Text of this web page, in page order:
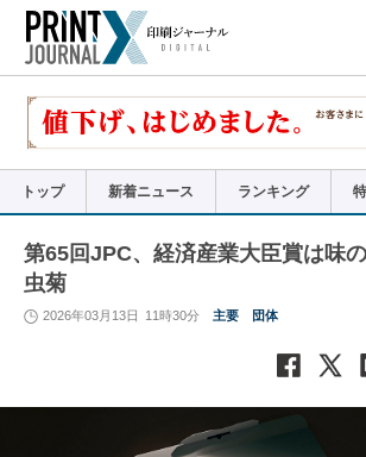
で
リ
トップ 新着ニュース ランキング
第65回JPC、経済産業大臣賞は味
虫菊
2026年03月13日 11時30分 主要 団体